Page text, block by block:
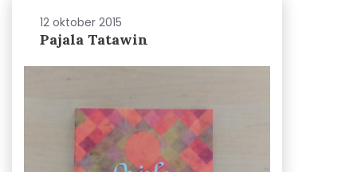
12 oktober 2015
Pajala Tatawin